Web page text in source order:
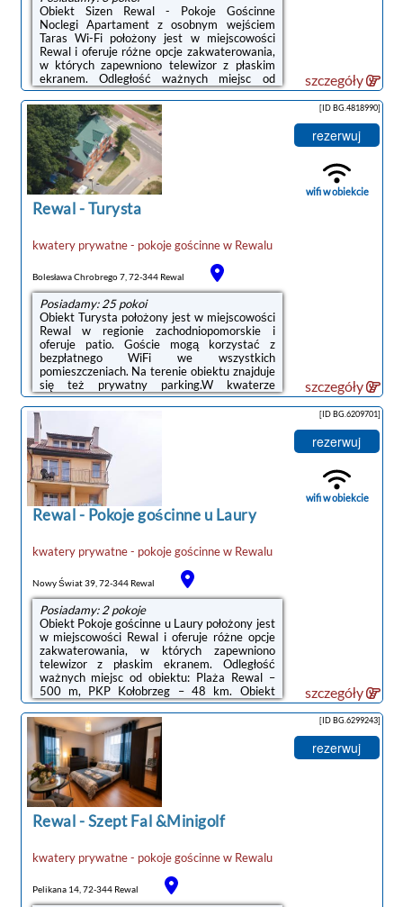
Obiekt Sizen Rewal - Pokoje Gościnne
Noclegi Apartament z osobnym wejściem
Taras Wi-Fi położony jest w miejscowości
Rewal i oferuje różne opcje zakwaterowania,
w których zapewniono telewizor z płaskim
ekranem. Odległość ważnych miejsc od
obiektu: Plaża Rewal – 300 m, PKP Kołobrzeg
– 49 km. Obiekt zapewnia bezpłatne Wi-Fi.
Na terenie obiektu dostępny jest też
prywatny parking.Do dyspozycji Gości jest w
pełni wyposażona prywatna łazienka z
prysznicem i suszarką do włosów.Odległość
ważnych miejsc od obiektu: Molo w
Kołobrzegu – 50 km, Latarnia morska w
Kołobrzegu ...
szczegóły
Rewal-Turysta
kwatery prywatne - pokoje gościnnew Rewalu
Bolesława Chrobrego 7, 72-344 Rewal
Posiadamy: 25 pokoi
Obiekt Turysta położony jest w miejscowości
Rewal w regionie zachodniopomorskie i
oferuje patio. Goście mogą korzystać z
bezpłatnego WiFi we wszystkich
pomieszczeniach. Na terenie obiektu znajduje
się też prywatny parking.W kwaterze
prywatnej znajduje się telewizor z płaskim
ekranem z dostępem do kanałów
satelitarnych. W kwaterze prywatnej
zapewniono ręczniki i pościel.Na terenie
obiektu Turysta dostępny jest taras słoneczny
i sprzęt do grillowania.Odległość ważnych
miejsc od obiektu: Plaża Rewal – niecały
kilometr, PKP Kołobrzeg – 48 km.Doba
hotelowa od godziny 15:00 ...
[ID BG.4818990]
rezerwuj
wifi w obiekcie
szczegóły
Rewal- Pokoje gościnne u Laury
kwatery prywatne - pokoje gościnnew Rewalu
Nowy Świat 39, 72-344 Rewal
Posiadamy: 2 pokoje
Obiekt Pokoje gościnne u Laury położony jest
w miejscowości Rewal i oferuje różne opcje
zakwaterowania, w których zapewniono
telewizor z płaskim ekranem. Odległość
ważnych miejsc od obiektu: Plaża Rewal –
500 m, PKP Kołobrzeg – 48 km. Obiekt
zapewnia bezpłatne Wi-Fi. Na terenie obiektu
dostępny jest też prywatny
parking.Wszystkie opcje zakwaterowania
mają balkon, aneks kuchenny z lodówką i
płytą kuchenną oraz prywatną łazienkę z
prysznicem.Odległość ważnych miejsc od
obiektu: Molo w Kołobrzegu – 49 km,
Latarnia morska w Kołobrzegu – 49 km.Doba
hotelowa od ...
[ID BG.6209701]
rezerwuj
wifi w obiekcie
szczegóły
Rewal-Szept Fal &Minigolf
kwatery prywatne - pokoje gościnnew Rewalu
Pelikana 14, 72-344 Rewal
[ID BG.6299243]
rezerwuj